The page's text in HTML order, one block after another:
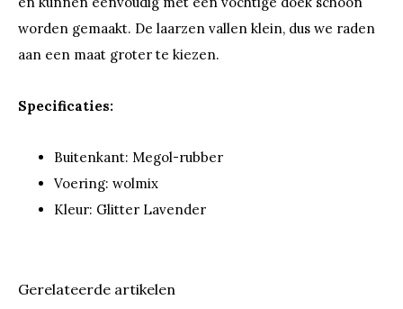
worden gemaakt. De laarzen vallen klein, dus we raden
aan een maat groter te kiezen.
Specificaties:
Buitenkant: Megol-rubber
Voering: wolmix
Kleur: Glitter Lavender
Gerelateerde artikelen